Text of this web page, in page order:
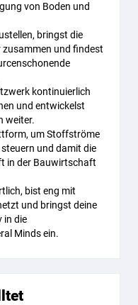
von Boden und
bringst die
und findest
kontinuierlich
und entwickelst
weiter.
um Stoffströme
und damit die
in der Bauwirtschaft
bist eng mit
und bringst deine
in die
Minds ein.